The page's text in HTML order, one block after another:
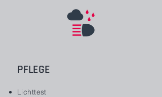
PFLEGE
Lichttest